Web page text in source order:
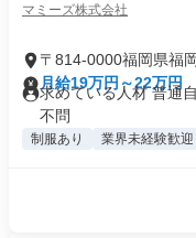
マミーズ株式会社
〒814-0000福岡県福
月給19万円～22万円
求めている人材 普通
不問
制服あり 業界未経験歓迎